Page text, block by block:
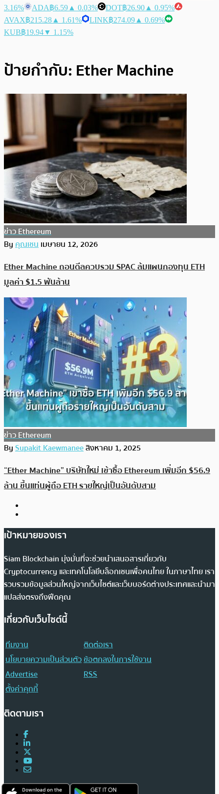
3.16%
ADA฿6.59 ▲ 0.03% DOT฿26.90 ▲ 0.95%
AVAX฿215.28 ▲ 1.61% LINK฿274.09 ▲ 0.69%
KUB฿19.94▼ 1.15%
ป้ายกำกับ: Ether Machine
ข่าว Ethereum
Byคุณเชนเมษายน 12, 2026
Ether Machine ถอนดีลควบรวม SPAC ล้มแผนกองทุน ETH
มูลค่า $1.5 พันล้าน
ข่าว Ethereum
BySupakit Kaewmaneeสิงหาคม 1, 2025
“Ether Machine” บริษัทใหม่ เข้าซื้อ Ethereum เพิ่มอีก $56.9
ล้าน ขึ้นแท่นผู้ถือ ETH รายใหญ่เป็นอันดับสาม
เป้าหมายของเรา
Siam Blockchain มุ่งมั่นที่จะช่วยนำเสนอสารเกี่ยวกับ
Cryptocurrency และเทคโนโลยีบล็อกเชนเพื่อคนไทย ในภาษาไทย เรา
รวบรวมข้อมูลส่วนใหญ่จากเว็บไซต์และเว็บบอร์ดต่างประเทศและนำมา
แปลส่งตรงถึงฟีดคุณ
เกี่ยวกับเว็บไซต์นี้
ทีมงาน
ติดต่อเรา
นโยบายความเป็นส่วนตัวข้อตกลงในการใช้งาน
Advertise
RSS
ตั้งค่าคุกกี้
ติดตามเรา